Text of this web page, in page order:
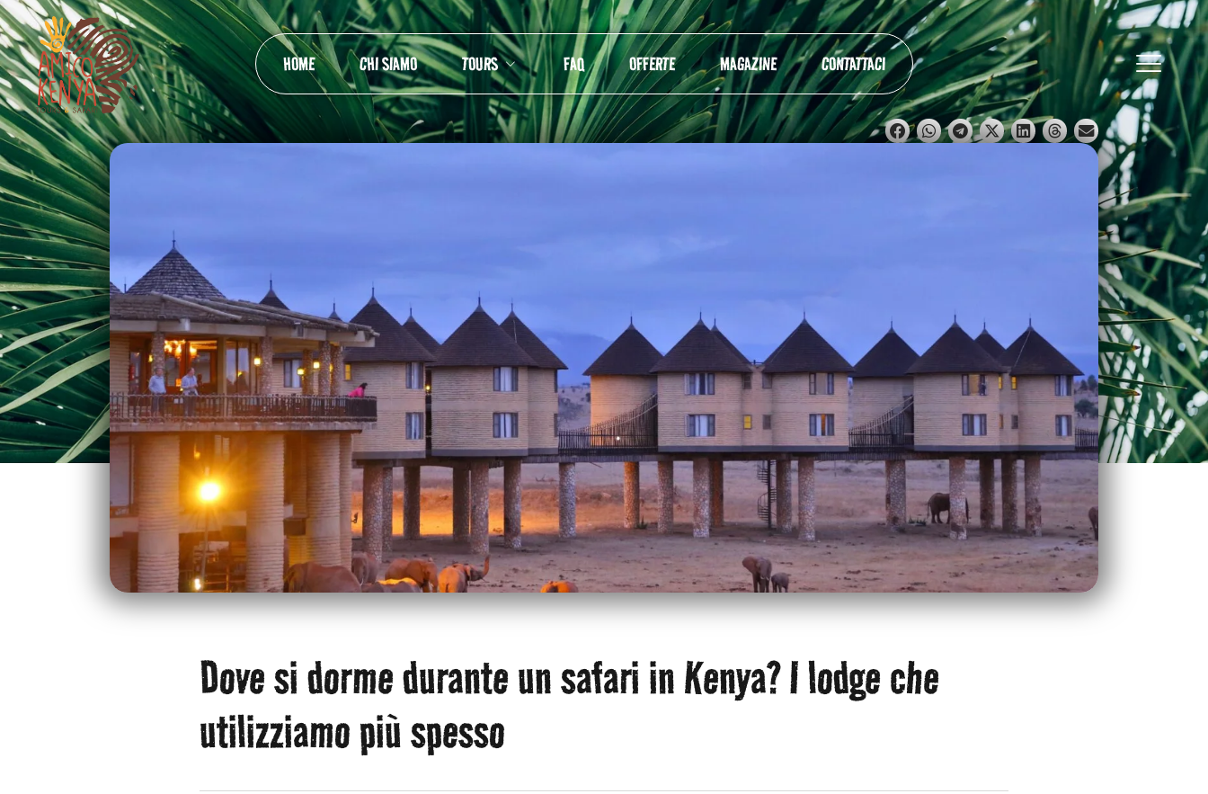
HOME CHI SIAMO TOURS FAQ OFFERTE MAGAZINE CONTATTACI
Dove si dorme durante un safari in Kenya? I lodge che
utilizziamo più spesso